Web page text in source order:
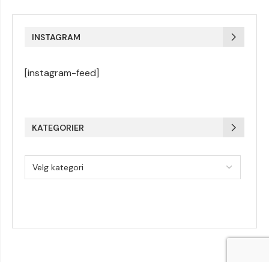
INSTAGRAM
[instagram-feed]
KATEGORIER